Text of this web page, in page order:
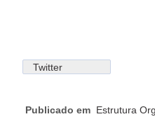
Twitter
Publicado em Estrutura